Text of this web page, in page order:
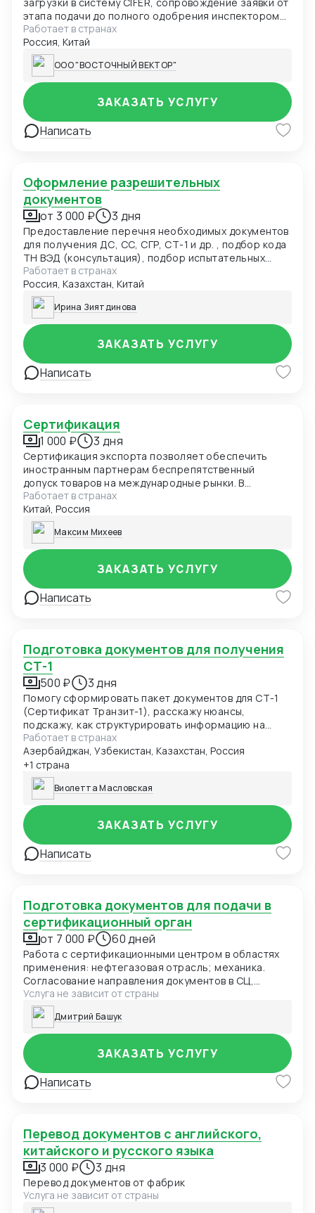
этапа подачи до полного одобрения инспектором
ГТУ КНР.
Работает в странах
Россия, Китай
ООО "ВОСТОЧНЫЙ ВЕКТОР"
Написать
ЗАКАЗАТЬ УСЛУГУ
Оформление разрешительных
документов
от 3 000 ₽ 3 дня
Предоставление перечня необходимых документов
для получения ДС, СС, СГР, СТ-1 и др. , подбор кода
ТН ВЭД (консультация), подбор испытательных
лабораторий, подача заявки в центр сертификации.
Разработка нормативно-технической
документации: ТУ, ПС, РЭ, ОБ и др. для получения
ДС, СС, СГР и т.д.(от 5000руб)
Работает в странах
Россия, Казахстан, Китай
Ирина Зиятдинова
Написать
ЗАКАЗАТЬ УСЛУГУ
Сертификация
1 000 ₽ 3 дня
Сертификация экспорта позволяет обеспечить
иностранным партнерам беспрепятственный
допуск товаров на международные рынки. В
зависимости от вида внешнеэкономической сделки
и характеристик продукции, получение
сертификатов, деклараций или иных документов
может носить обязательный или добровольный
характер
Работает в странах
Китай, Россия
Максим Михеев
Написать
ЗАКАЗАТЬ УСЛУГУ
Подготовка документов для получения
СТ-1
500 ₽ 3 дня
Помогу сформировать пакет документов для СТ-1
(Сертификат Транзит-1), расскажу нюансы,
подскажу, как структурировать информацию на
будущее
Работает в странах
Азербайджан, Узбекистан, Казахстан, Россия
+1 страна
Виолетта Масловская
Написать
ЗАКАЗАТЬ УСЛУГУ
Подготовка документов для подачи в
сертификационный орган
от 7 000 ₽ 60 дней
Работа с сертификационными центром в областях
применения: нефтегазовая отрасль; механика.
Согласование направления документов в СЦ,
координация доставки документов
сертификационного центра Заказчику.
Услуга не зависит от страны
Дмитрий Башук
Написать
ЗАКАЗАТЬ УСЛУГУ
Перевод документов с английского,
китайского и русского языка
3 000 ₽ 3 дня
Перевод документов от фабрик
Услуга не зависит от страны